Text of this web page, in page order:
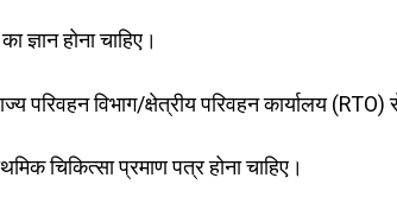
ज्ञान होना चाहिए।
परिवहन विभाग/क्षेत्रीय परिवहन कार्यालय (RTO)
चिकित्सा प्रमाण पत्र होना चाहिए।